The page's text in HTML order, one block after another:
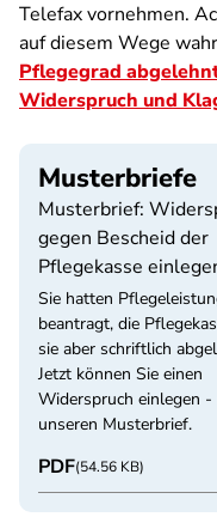
Telefax vornehmen.
auf diesem Wege
Pflegegrad
Widerspruch und
Musterbriefe
Musterbrief:
gegen Bescheid der
Pflegekasse
Sie hatten
beantragt, die
sie aber schriftlich
Jetzt können Sie einen
Widerspruch einlegen
unseren Musterbrief.
PDF(54.56 KB)